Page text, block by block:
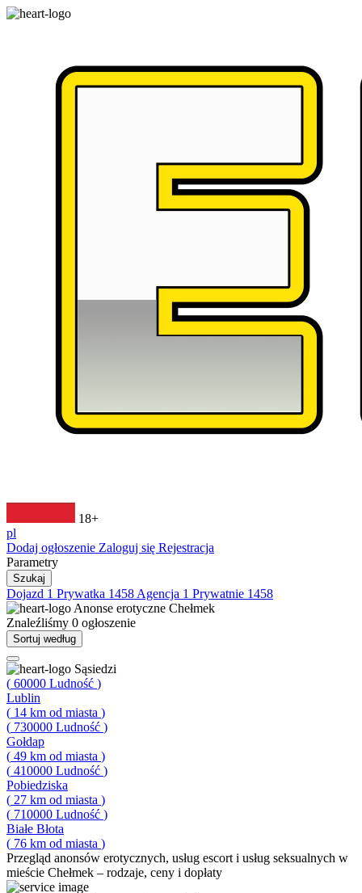
18+
pl
Dodaj ogłoszenie Zaloguj się Rejestracja
Parametry
Szukaj
Dojazd 1 Prywatka 1458 Agencja 1 Prywatnie 1458
Anonse erotyczne Chełmek
Znaleźliśmy 0 ogłoszenie
Sortuj według
Sąsiedzi
( 60000 Ludność )
Lublin
( 14 km od miasta )
( 730000 Ludność )
Gołdap
( 49 km od miasta )
( 410000 Ludność )
Pobiedziska
( 27 km od miasta )
( 710000 Ludność )
Białe Błota
( 76 km od miasta )
Przegląd anonsów erotycznych, usług escort i usług seksualnych w
mieście Chełmek – rodzaje, ceny i dopłaty